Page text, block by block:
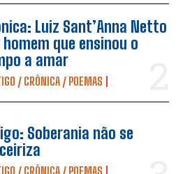
Luiz Sant’Anna Netto
homem que ensinou o
a amar
/ CRÔNICA / POEMAS
Soberania não se
/ CRÔNICA / POEMAS